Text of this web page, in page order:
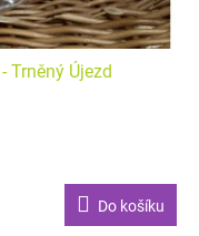
Trněný Újezd
Do košíku